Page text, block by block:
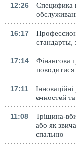
12:26
Специфика
16:17
стандарты,
17:14
Фінансова
17:11
ємностей
11:08
Тріщина-
або як
спальню